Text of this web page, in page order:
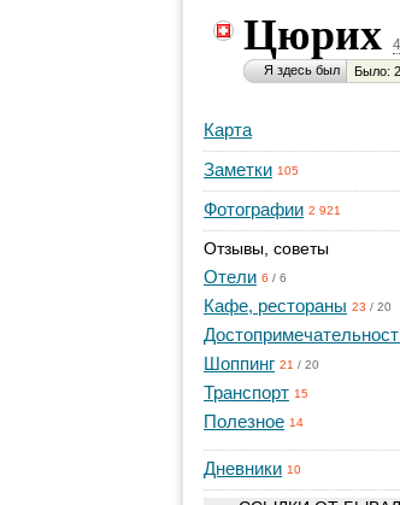
Цюрих
Я здесь был Было:
Карта
Заметки 105
Фотографии 2 921
Отзывы, советы
Отели 6 / 6
Кафе, рестораны 23 / 20
Шоппинг 21 / 20
Транспорт 15
Полезное 14
Дневники 10